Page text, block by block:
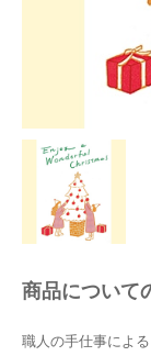
商品について
職人の手仕事によ